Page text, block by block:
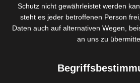
Enthaarung Unterschenkel
Schutz nicht gewährleistet werden
steht es jeder betroffenen Person
Daten auch auf alternativen Wegen,
an uns zu